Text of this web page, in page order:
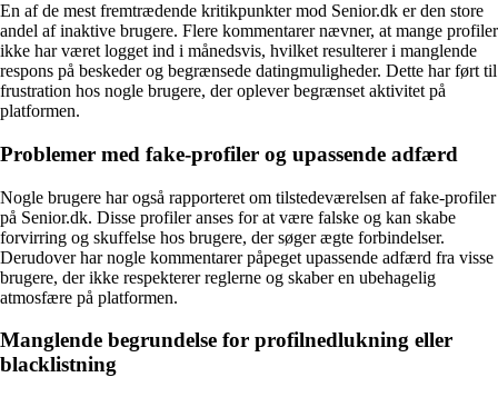
En af de mest fremtrædende kritikpunkter mod Senior.dk er den store
andel af inaktive brugere. Flere kommentarer nævner, at mange profiler
ikke har været logget ind i månedsvis, hvilket resulterer i manglende
respons på beskeder og begrænsede datingmuligheder. Dette har ført til
frustration hos nogle brugere, der oplever begrænset aktivitet på
platformen.
Problemer med fake-profiler og upassende adfærd
Nogle brugere har også rapporteret om tilstedeværelsen af fake-profiler
på Senior.dk. Disse profiler anses for at være falske og kan skabe
forvirring og skuffelse hos brugere, der søger ægte forbindelser.
Derudover har nogle kommentarer påpeget upassende adfærd fra visse
brugere, der ikke respekterer reglerne og skaber en ubehagelig
atmosfære på platformen.
Manglende begrundelse for profilnedlukning eller
blacklistning